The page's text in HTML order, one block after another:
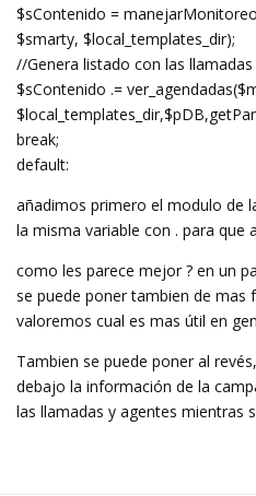
$sContenido =
$smarty, $local_templates_dir);
//Genera listado con las
$sContenido .=
break;
default:
añadimos primero el modulo de
la misma variable con . para que
como les parece mejor ? en un
se puede poner tambien de mas
valoremos cual es mas útil en
Tambien se puede poner al
debajo la información de la
las llamadas y agentes mientras